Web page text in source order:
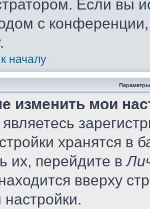
Если вы
с
началу
Параметры
изменить мои
хранятся в
их, перейдите в
вверху
настройки.